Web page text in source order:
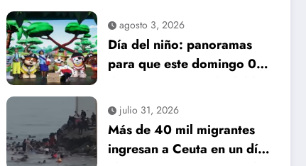
agosto 3, 2026
Día del niño: panoramas
para que este domingo 09
julio 31, 2026
Más de 40 mil migrantes
ingresan a Ceuta en un día: